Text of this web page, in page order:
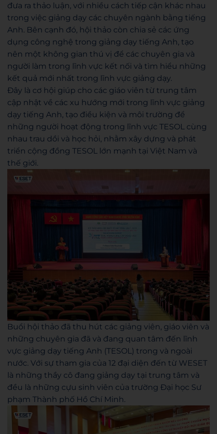
đưa ra thảo luận, với nhiều cách tiếp cận khác nhau
trong việc giảng dạy các chuyên ngành bằng tiếng
Anh. Bên cạnh đó, hội thảo còn chia sẻ các ứng
dụng công nghệ trong giảng dạy tiếng Anh, tạo
nên một không gian thú vị để các chuyên gia và
người làm trong lĩnh vực kết nối và tìm hiểu những
kết quả mới nhất trong lĩnh vực giảng dạy.
Đây là cơ hội giúp cho các giáo viên từ trung tâm
cập nhật về các xu hướng mới trong lĩnh vực giảng
dạy tiếng Anh, tạo điều kiện và môi trường để
những người hoạt động trong lĩnh vực TESOL cùng
nhau trau dồi và học hỏi, nhằm xây dựng và phát
triển cộng đồng TESOL lớn mạnh tại Việt Nam và
thế giới.
Buổi hội thảo đã thu hút các giảng viên, giáo viên và
những chuyên gia đã và đang quan tâm đến lĩnh
vực giảng dạy tiếng Anh (TESOL) trong và ngoài
nước. Với sự tham gia của 12 đại diện đến từ WESET
là những thầy cô đang giảng dạy tại trung tâm và
đều là những cựu sinh viên của trường Đại học Sư
phạm Thành phố Hồ Chí Minh.